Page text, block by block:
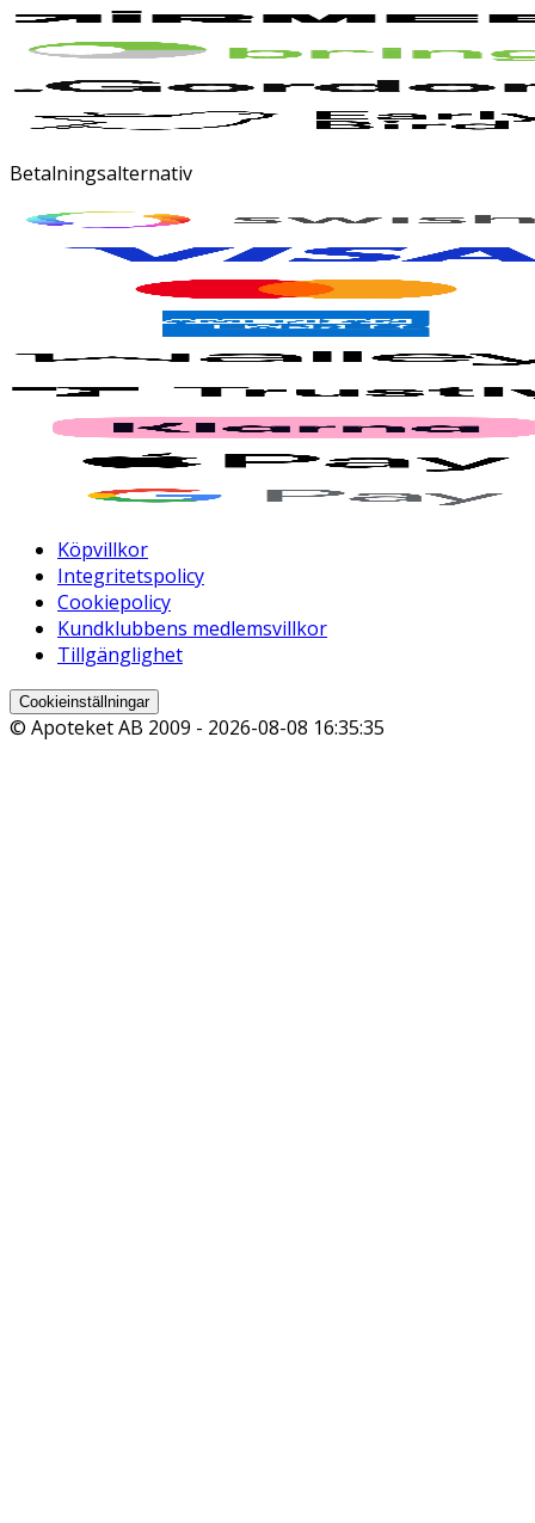
Betalningsalternativ
Köpvillkor
Integritetspolicy
Cookiepolicy
Kundklubbens medlemsvillkor
Tillgänglighet
Cookieinställningar
© Apoteket AB 2009 - 2026-08-08 16:35:35